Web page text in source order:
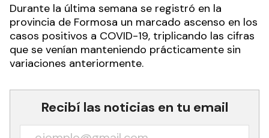
Durante la última semana se registró en la
provincia de Formosa un marcado ascenso en los
casos positivos a COVID-19, triplicando las cifras
que se venían manteniendo prácticamente sin
variaciones anteriormente.
Recibí las noticias en tu email